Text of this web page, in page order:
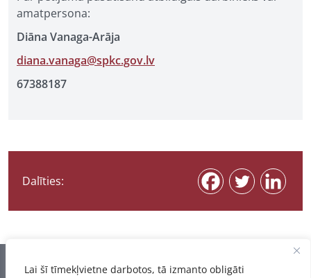
Lai šī tīmekļvietne darbotos, tā izmanto obligāti
amatpersona:
Diāna Vanaga-Arāja
diana.vanaga@spkc.gov.lv
67388187
Dalīties:
Informācija pēdējo reizi atjaunota 07.08.2026